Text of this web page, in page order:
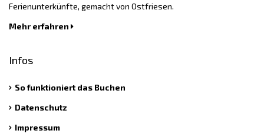
Ferienunterkünfte, gemacht von Ostfriesen.
Mehr erfahren
Infos
So funktioniert das Buchen
Datenschutz
Impressum